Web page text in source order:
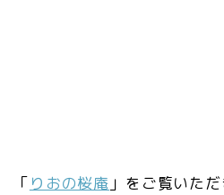
「 りおの桜庵 」をご覧いた